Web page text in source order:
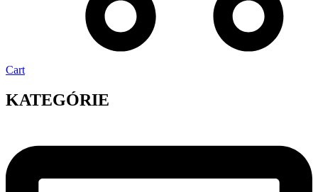
Cart
KATEGÓRIE